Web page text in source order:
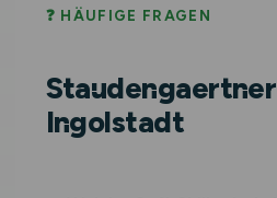
❓ HÄUFIGE FRAGEN
Ingolstadt